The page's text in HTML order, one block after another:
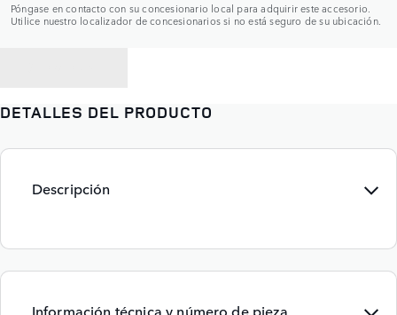
Póngase en contacto con su concesionario local para adquirir este accesorio.
Utilice nuestro localizador de concesionarios si no está seguro de su ubicación.
DETALLES DEL PRODUCTO
Descripción
Información técnica y número de pieza